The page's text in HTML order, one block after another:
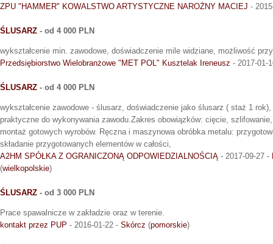
ZPU "HAMMER" KOWALSTWO ARTYSTYCZNE NAROŻNY MACIEJ -
ŚLUSARZ - od 4 000 PLN
wykształcenie min. zawodowe, doświadczenie mile widziane, możliwość
Przedsiębiorstwo Wielobranżowe "MET POL" Kusztelak Ireneusz - 2017-01-
ŚLUSARZ - od 4 000 PLN
wykształcenie zawodowe - ślusarz, doświadczenie jako ślusarz ( staż 1
praktyczne do wykonywania zawodu.Zakres obowiązków: cięcie,
montaż gotowych wyrobów. Ręczna i maszynowa obróbka metalu:
składanie przygotowanych elementów w całości,
A2HM SPÓŁKA Z OGRANICZONĄ ODPOWIEDZIALNOŚCIĄ - 2017-09-27 -
(wielkopolskie)
ŚLUSARZ - od 3 000 PLN
Prace spawalnicze w zakładzie oraz w terenie.
kontakt przez PUP - 2016-01-22 - Skórcz (pomorskie)